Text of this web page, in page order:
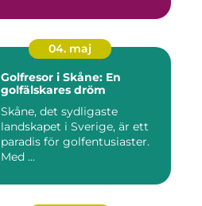
04. maj
Golfresor i Skåne: En
golfälskares dröm
Skåne, det sydligaste
landskapet i Sverige, är ett
paradis för golfentusiaster.
Med ...